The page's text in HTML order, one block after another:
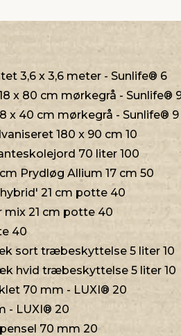
3,6 x 3,6 meter - Sunlife® 6
x 80 cm mørkegrå - Sunlife®
x 40 cm mørkegrå - Sunlife® 9
180 x 90 cm 10
70 liter 100
Prydløg Allium 17 cm 50
21 cm potte 40
21 cm potte 40
40
sort træbeskyttelse 5 liter 10
hvid træbeskyttelse 5 liter 10
70 mm - LUXI® 20
- LUXI® 20
70 mm 20